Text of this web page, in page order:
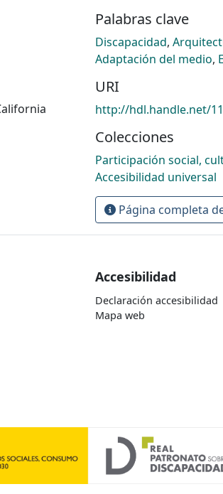
Palabras clave
Discapacidad,
Adaptación del medio,
URI
http://hdl.handle.net/
Colecciones
Participación social,
Accesibilidad universal
Página completa
Accesibilidad
Declaración accesibilidad
Mapa web